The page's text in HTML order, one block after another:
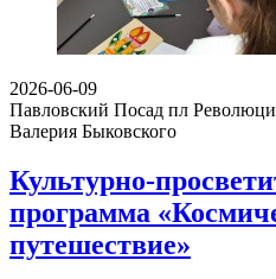
2026-06-09
Павловский Посад пл
Валерия Быковского
Культурно-
программа
путешествие»